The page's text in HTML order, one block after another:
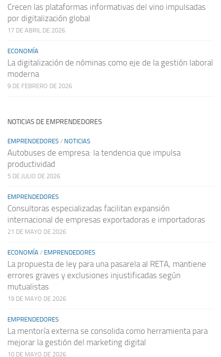
Crecen las plataformas informativas del vino impulsadas
por digitalización global
17 DE ABRIL DE 2026
ECONOMÍA
La digitalización de nóminas como eje de la gestión laboral
moderna
9 DE FEBRERO DE 2026
NOTICIAS DE EMPRENDEDORES
EMPRENDEDORES / NOTICIAS
Autobuses de empresa: la tendencia que impulsa
productividad
5 DE JULIO DE 2026
EMPRENDEDORES
Consultoras especializadas facilitan expansión
internacional de empresas exportadoras e importadoras
21 DE MAYO DE 2026
ECONOMÍA / EMPRENDEDORES
La propuesta de ley para una pasarela al RETA, mantiene
errores graves y exclusiones injustificadas según
mutualistas
19 DE MAYO DE 2026
EMPRENDEDORES
La mentoría externa se consolida como herramienta para
mejorar la gestión del marketing digital
10 DE MAYO DE 2026